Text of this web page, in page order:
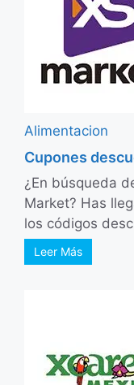
Alimentacion
Cupones
¿En búsqueda
Market? Has
los códigos
Leer Más